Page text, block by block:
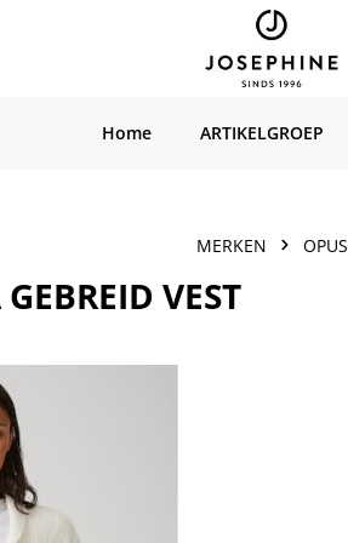
Home ARTIKELGROEP
MERKEN OPUS
VEST